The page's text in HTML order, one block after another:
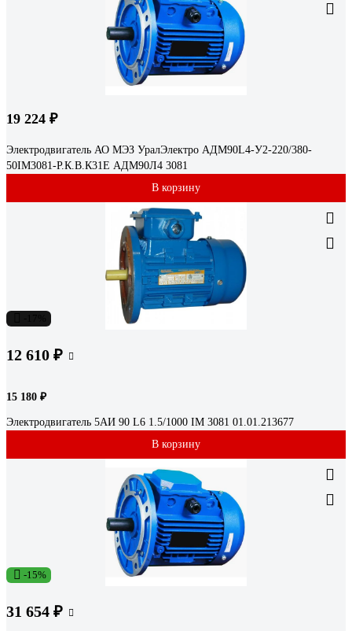
19 224 ₽
Электродвигатель АО МЭЗ УралЭлектро АДМ90L4-У2-220/380-
50IM3081-Р.К.В.К31Е АДМ90Л4 3081
В корзину
12 610 ₽
15 180 ₽
Электродвигатель 5АИ 90 L6 1.5/1000 IM 3081 01.01.213677
В корзину
-15%
31 654 ₽